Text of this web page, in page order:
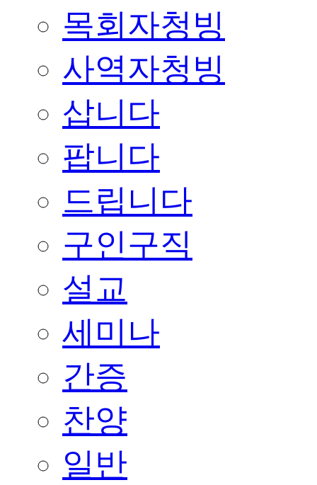
목회자청빙
사역자청빙
삽니다
팝니다
드립니다
구인구직
설교
세미나
간증
찬양
일반